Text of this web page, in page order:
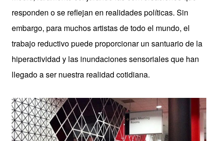
responden o se reflejan en realidades políticas. Sin
embargo, para muchos artistas de todo el mundo, el
trabajo reductivo puede proporcionar un santuario de la
hiperactividad y las inundaciones sensoriales que han
llegado a ser nuestra realidad cotidiana.